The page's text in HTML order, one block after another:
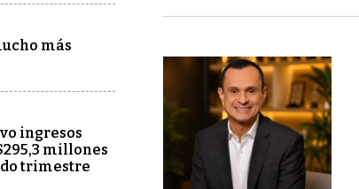
más
ingresos
millones
trimestre